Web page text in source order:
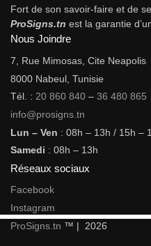
Fort de son savoir-faire et de
ProSigns.tn est la garantie
Nous Joindre
7, Rue Mimosas, Cite Neapolis
8000 Nabeul, Tunisie
Tél. : 20 860 840 – 36 480 865
info@prosigns.tn
Lun – Ven : 08h – 13h / 15h –
Samedi : 08h – 13h
Réseaux sociaux
Facebook
Instagram
ProSigns.tn ™ | 2026